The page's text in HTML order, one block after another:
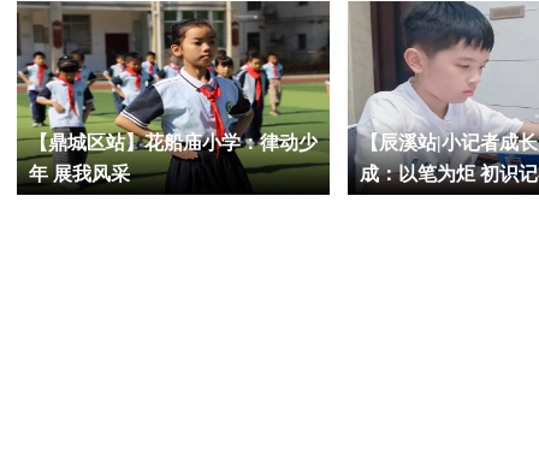
【鼎城区站】花船庙小学：律动少
年 展我风采
【辰溪站|小记者成
成：以笔为炬 初识